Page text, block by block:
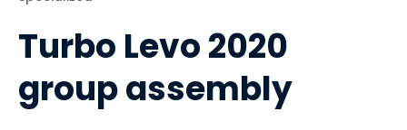
Turbo Levo 2020
group assembly